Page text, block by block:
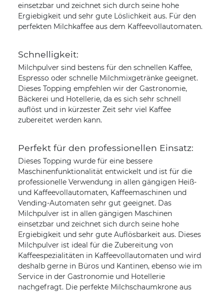
einsetzbar und zeichnet sich durch seine hohe
Ergiebigkeit und sehr gute Löslichkeit aus. Für den
perfekten Milchkaffee aus dem Kaffeevollautomaten.
Schnelligkeit:
Milchpulver sind bestens für den schnellen Kaffee,
Espresso oder schnelle Milchmixgetränke geeignet.
Dieses Topping empfehlen wir der Gastronomie,
Bäckerei und Hotellerie, da es sich sehr schnell
auflöst und in kürzester Zeit sehr viel Kaffee
zubereitet werden kann.
Perfekt für den professionellen Einsatz:
Dieses Topping wurde für eine bessere
Maschinenfunktionalität entwickelt und ist für die
professionelle Verwendung in allen gängigen Heiß-
und Kaffeevollautomaten, Kaffeemaschinen und
Vending-Automaten sehr gut geeignet. Das
Milchpulver ist in allen gängigen Maschinen
einsetzbar und zeichnet sich durch seine hohe
Ergiebigkeit und sehr gute Auflösbarkeit aus. Dieses
Milchpulver ist ideal für die Zubereitung von
Kaffeespezialitäten in Kaffeevollautomaten und wird
deshalb gerne in Büros und Kantinen, ebenso wie im
Service in der Gastronomie und Hotellerie
nachgefragt. Die perfekte Milchschaumkrone aus